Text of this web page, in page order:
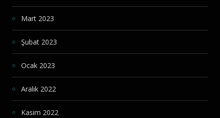
Mart 2023
Şubat 2023
Ocak 2023
Aralık 2022
Kasım 2022